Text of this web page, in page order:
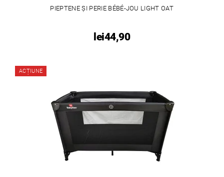
PIEPTENE ȘI PERIE BÉBÉ-JOU LIGHT OAT
lei44,90
ACȚIUNE